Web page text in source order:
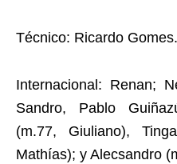
Técnico: Ricardo Gomes.
Internacional: Renan;
Sandro, Pablo
(m.77, Giuliano),
Mathías); y Alecsandro